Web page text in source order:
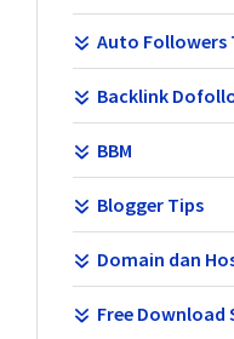
Auto
Backlink
BBM
Blogger Tips
Domain dan
Free Download